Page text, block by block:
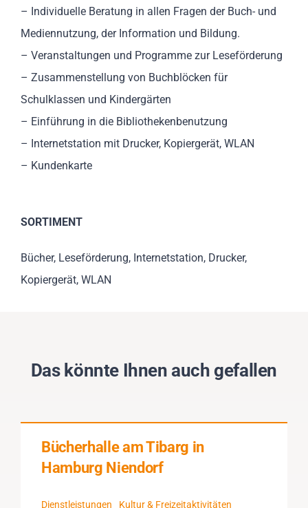
– Individuelle Beratung in allen Fragen der Buch- und
Mediennutzung, der Information und Bildung.
– Veranstaltungen und Programme zur Leseförderung
– Zusammenstellung von Buchblöcken für
Schulklassen und Kindergärten
– Einführung in die Bibliothekenbenutzung
– Internetstation mit Drucker, Kopiergerät, WLAN
– Kundenkarte
SORTIMENT
Bücher, Leseförderung, Internetstation, Drucker,
Kopiergerät, WLAN
Das könnte Ihnen auch gefallen
Bücherhalle am Tibarg in
Hamburg Niendorf
Dienstleistungen Kultur & Freizeitaktivitäten